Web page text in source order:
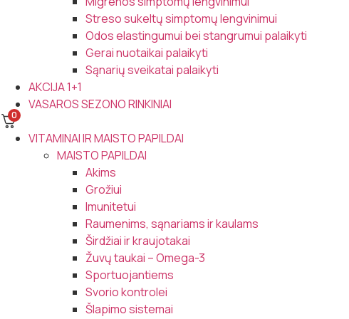
Streso sukeltų simptomų lengvinimui
Odos elastingumui bei stangrumui palaikyti
Gerai nuotaikai palaikyti
Sąnarių sveikatai palaikyti
AKCIJA 1+1
VASAROS SEZONO RINKINIAI
0
VITAMINAI IR MAISTO PAPILDAI
MAISTO PAPILDAI
Akims
Grožiui
Imunitetui
Raumenims, sąnariams ir kaulams
Širdžiai ir kraujotakai
Žuvų taukai – Omega-3
Sportuojantiems
Svorio kontrolei
Šlapimo sistemai